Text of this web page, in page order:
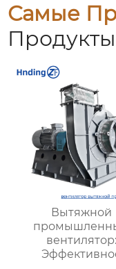
Самые
Продукты
Вытяжной
вентилятор: